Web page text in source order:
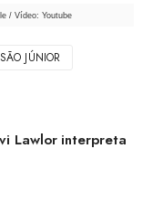
/ Vídeo: Youtube
JÚNIOR
Lawlor interpreta